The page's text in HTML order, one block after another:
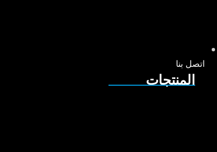
اتصل بنا
المنتجات